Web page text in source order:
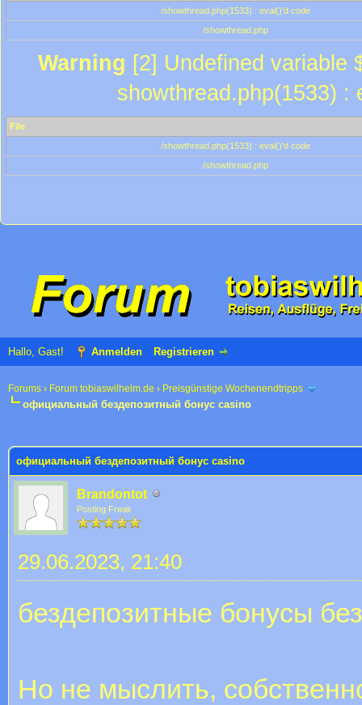
/showthread.php(1533) : eval()'d code
/showthread.php
Warning [2] Undefined variable
showthread.php(1533) :
File
/showthread.php(1533) : eval()'d code
/showthread.php
Hallo, Gast! Anmelden Registrieren
Forums › Forum tobiaswilhelm.de › Preisgünstige Wochenendtripps
официальный бездепозитный бонус casino
официальный бездепозитный бонус casino
Brandontot
Posting Freak
29.06.2023, 21:40
бездепозитные бонусы
Но не мыслить,